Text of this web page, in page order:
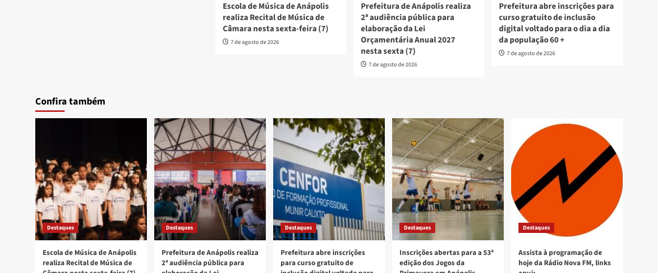
Escola de Música de Anápolis
realiza Recital de Música de
Câmara nesta sexta-feira (7)
7 de agosto de 2026
Prefeitura de Anápolis realiza
2ª audiência pública para
elaboração da Lei
Orçamentária Anual 2027
nesta sexta (7)
7 de agosto de 2026
Prefeitura abre inscrições para
curso gratuito de inclusão
digital voltado para o dia a dia
da população 60 +
7 de agosto de 2026
Confira também
Destaques
Escola de Música de Anápolis
realiza Recital de Música de
Destaques
Prefeitura de Anápolis realiza
2ª audiência pública para
Destaques
Prefeitura abre inscrições
para curso gratuito de
Destaques
Inscrições abertas para a 53ª
edição dos Jogos da
Destaques
Assista à programação de
hoje da Rádio Nova FM, links